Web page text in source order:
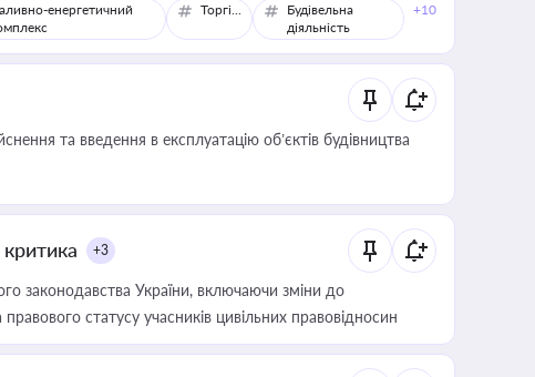
енергетичний
Торгівля
Будівельна
діяльність
+10
та введення в експлуатацію об’єктів будівництва
+3
законодавства України, включаючи зміни до
статусу учасників цивільних правовідносин